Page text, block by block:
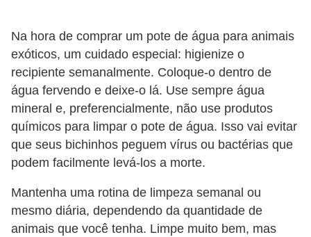
Na hora de comprar um pote de água para animais
exóticos, um cuidado especial: higienize o
recipiente semanalmente. Coloque-o dentro de
água fervendo e deixe-o lá. Use sempre água
mineral e, preferencialmente, não use produtos
químicos para limpar o pote de água. Isso vai evitar
que seus bichinhos peguem vírus ou bactérias que
podem facilmente levá-los a morte.
Mantenha uma rotina de limpeza semanal ou
mesmo diária, dependendo da quantidade de
animais que você tenha. Limpe muito bem, mas
a
i
s
ã
e
s
c
a